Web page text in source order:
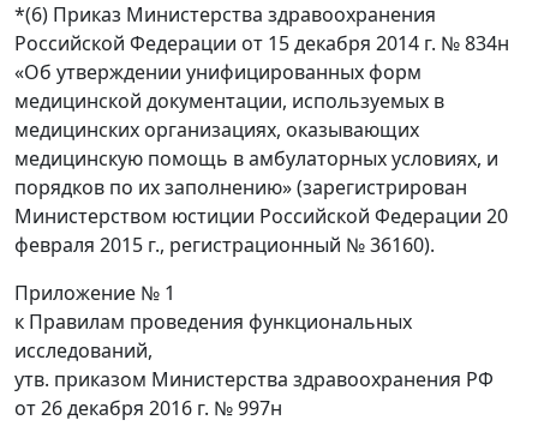
*(6) Приказ Министерства здравоохранения
Российской Федерации от 15 декабря 2014 г. № 834н
«Об утверждении унифицированных форм
медицинской документации, используемых в
медицинских организациях, оказывающих
медицинскую помощь в амбулаторных условиях, и
порядков по их заполнению» (зарегистрирован
Министерством юстиции Российской Федерации 20
февраля 2015 г., регистрационный № 36160).
Приложение № 1
к Правилам проведения функциональных
исследований,
утв. приказом Министерства здравоохранения РФ
от 26 декабря 2016 г. № 997н